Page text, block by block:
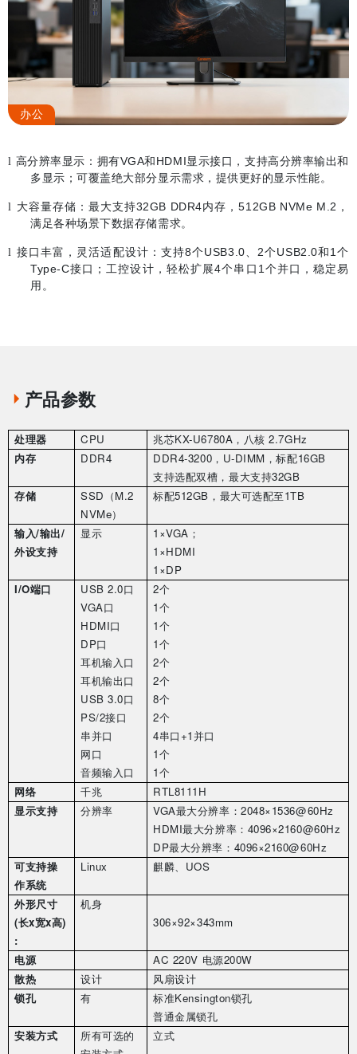
办公
l 高分辨率显示：拥有VGA和HDMI显示接口，支持高分辨率输出和
多显示；可覆盖绝大部分显示需求，提供更好的显示性能。
l 大容量存储：最大支持32GB DDR4内存，512GB NVMe M.2 ，
满足各种场景下数据存储需求。
l 接口丰富，灵活适配设计：支持8个USB3.0 2个USB2.0和1 个
Type-C接口；工控设计，轻松扩展4个串口 1 个并口，稳定易
用。
产品参数
处理器 CPU 兆芯KX-U6780A ，八核 2.7GHz
内存
DDR4 DDR4-3200 ， U-DIMM ，标配16GB
支持选配双槽，最大支持32GB
存储
SSD （M.2
NVMe）
标配512GB ，最大可选配至1TB
输入/输出/
外设支持
显示 1 ×VGA ；
1 ×HDMI
1 ×DP
I/O端口 USB 2.0口
VGA口
HDMI口
DP口
耳机输入口
耳机输出口
USB 3.0口
PS/2接口
串并口
网口
音频输入口
2个
1个
1个
1个
2个
2个
8个
2个
4串口 +1并口
1个
1个
网络
千兆
RTL8111H
显示支持
分辨率 VGA最大分辨率：2048× 1536@60Hz
HDMI最大分辨率： 4096×2160@60Hz
DP最大分辨率： 4096×2160@60Hz
可支持操
作系统
Linux 麒麟、 UOS
外形尺寸
(长x宽x高)
:
机身
306×92×343mm
电源 AC 220V 电源200W
散热
设计
风扇设计
锁孔
有 标准Kensington锁孔
普通金属锁孔
安装方式
所有可选的
立式